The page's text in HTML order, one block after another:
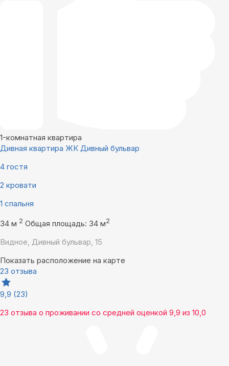
1-комнатная квартира
Дивная квартира ЖК Дивный бульвар
4 гостя
2 кровати
1 спальня
34 м 2 Общая площадь: 34 м2
Видное, Дивный бульвар, 15
Показать расположение на карте
23 отзыва
9,9 (23)
23 отзыва о проживании со средней оценкой 9,9 из 10,0